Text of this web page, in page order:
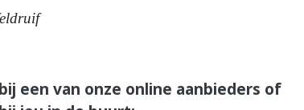
een van onze online aanbieders of